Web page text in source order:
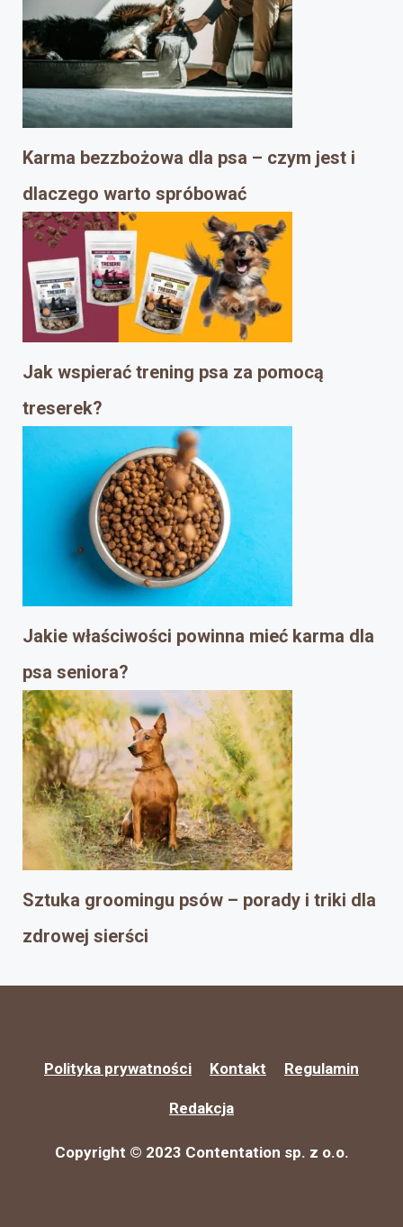
Karma bezzbożowa dla psa – czym jest i
dlaczego warto spróbować
Jak wspierać trening psa za pomocą
treserek?
Jakie właściwości powinna mieć karma dla
psa seniora?
Sztuka groomingu psów – porady i triki dla
zdrowej sierści
Polityka prywatności Kontakt Regulamin
Redakcja
Copyright © 2023 Contentation sp. z o.o.